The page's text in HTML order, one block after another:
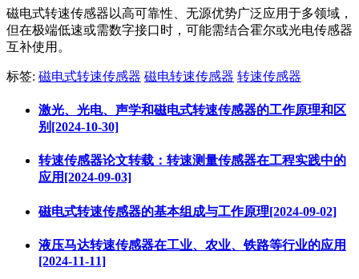
磁电式转速传感器以高可靠性、无源优势广泛应用于多领域，
但在极端低速或需数字接口时，可能需结合霍尔或光电传感器
互补使用。
标签: 磁电式转速传感器 磁电转速传感器 转速传感器
激光、光电、声学和磁电式转速传感器的工作原理和区
别[2024-10-30]
转速传感器论文转载：转速测量传感器在工程实践中的
应用[2024-09-03]
磁电式转速传感器的基本组成与工作原理[2024-09-02]
液压马达转速传感器在工业、农业、铁路等行业的应用
[2024-11-11]